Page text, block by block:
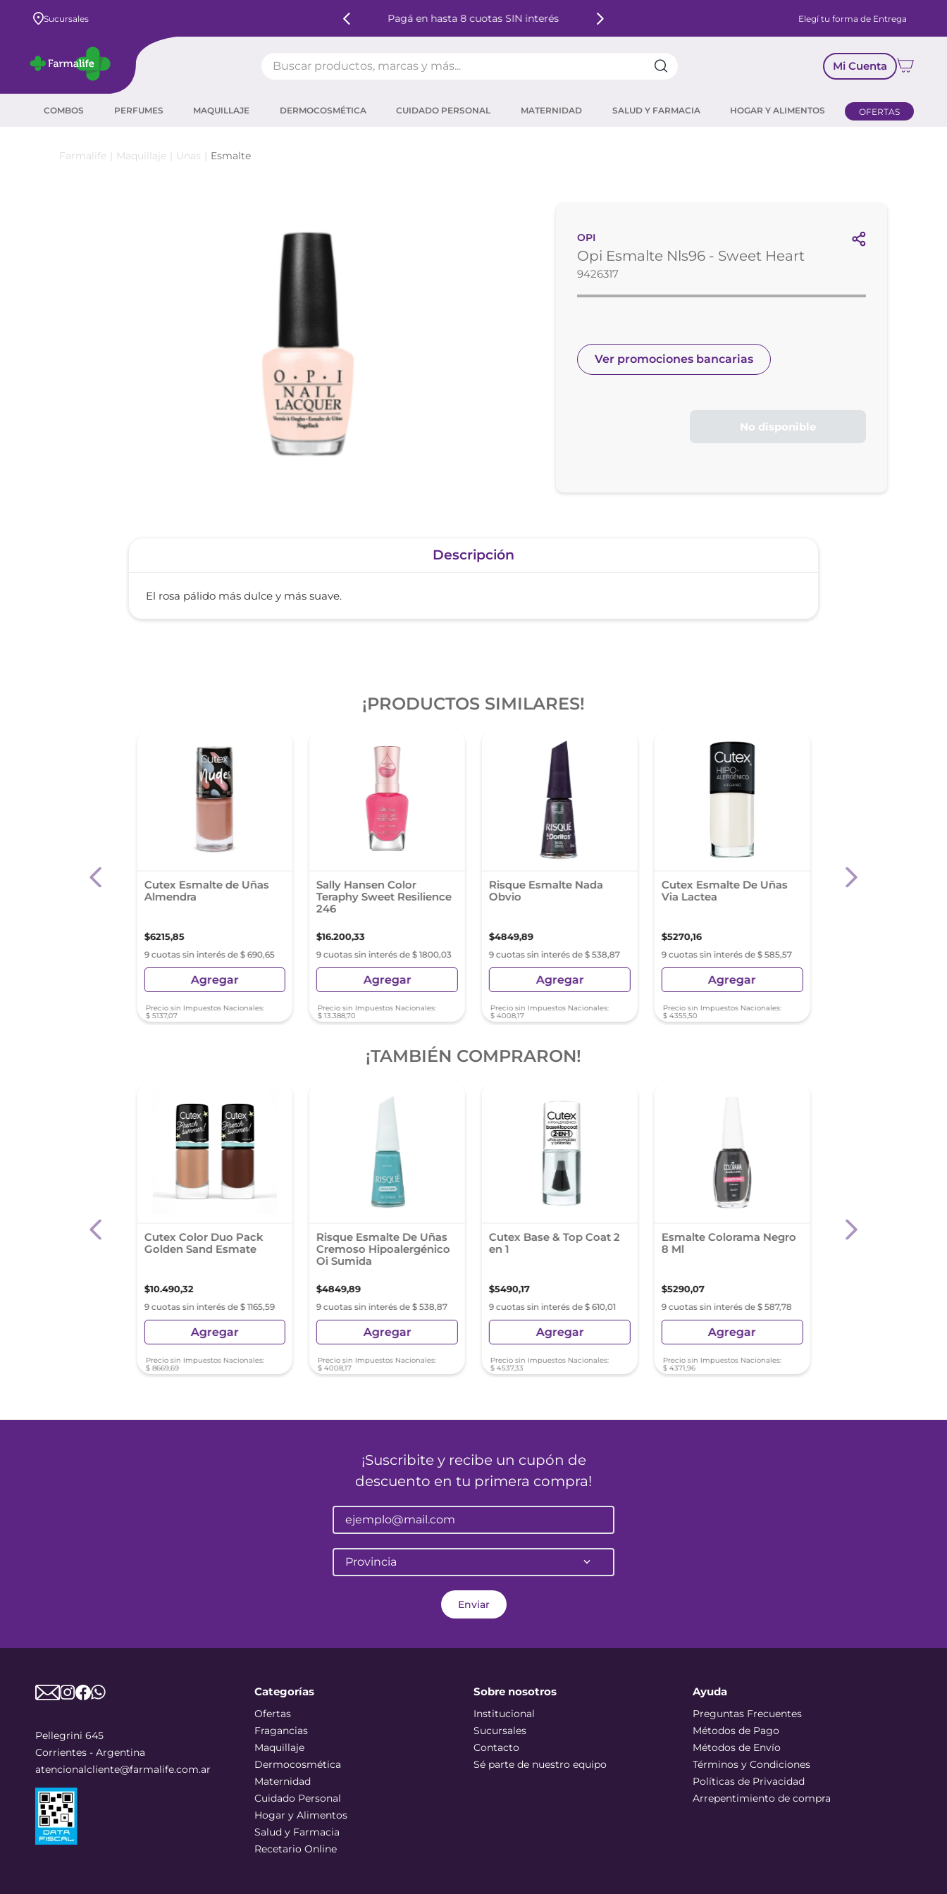
Sucursales Pagá en hasta 8 cuotas SIN interés Elegí tu forma de Entrega
Mi Cuenta
COMBOS PERFUMES MAQUILLAJE DERMOCOSMÉTICA CUIDADO PERSONAL MATERNIDAD SALUD Y FARMACIA HOGAR Y ALIMENTOS OFERTAS
Maquillaje Unas Esmalte
OPI
Opi Esmalte Nls96 - Sweet Heart
9426317
Ver promociones bancarias
No disponible
Descripción
El rosa pálido más dulce y más suave.
¡PRODUCTOS SIMILARES!
Cutex Esmalte de Uñas
Almendra
$6215,85
9 cuotas sin interés de $ 690,65
Agregar
Precio sin Impuestos Nacionales:
$ 5137,07
Sally Hansen Color
Teraphy Sweet Resilience
246
$16.200,33
9 cuotas sin interés de $ 1800,03
Agregar
Precio sin Impuestos Nacionales:
$ 13.388,70
Risque Esmalte Nada
Obvio
$4849,89
9 cuotas sin interés de $ 538,87
Agregar
Precio sin Impuestos Nacionales:
$ 4008,17
Cutex Esmalte De Uñas
Via Lactea
$5270,16
9 cuotas sin interés de $ 585,57
Agregar
Precio sin Impuestos Nacionales:
$ 4355,50
Cutex Tulipanes
¡TAMBIÉN COMPRARON!
Cutex Color Duo Pack
Golden Sand Esmate
$10.490,32
9 cuotas sin interés de $ 1165,59
Agregar
Precio sin Impuestos Nacionales:
$ 8669,69
Risque Esmalte De Uñas
Cremoso Hipoalergénico
Oi Sumida
$4849,89
9 cuotas sin interés de $ 538,87
Agregar
Precio sin Impuestos Nacionales:
$ 4008,17
Cutex Base & Top Coat 2
en 1
$5490,17
9 cuotas sin interés de $ 610,01
Agregar
Precio sin Impuestos Nacionales:
$ 4537,33
Esmalte Colorama Negro
8 Ml
$5290,07
9 cuotas sin interés de $ 587,78
Agregar
Precio sin Impuestos Nacionales:
$ 4371,96
Esmalte Colorama
¡Suscribite y recibe un cupón de
descuento en tu primera compra!
Provincia
Enviar
Pellegrini 645
Corrientes - Argentina
atencionalcliente@farmalife.com.ar
Categorías
Ofertas
Fragancias
Maquillaje
Dermocosmética
Maternidad
Cuidado Personal
Hogar y Alimentos
Salud y Farmacia
Recetario Online
Sobre nosotros
Institucional
Sucursales
Contacto
Sé parte de nuestro equipo
Ayuda
Preguntas Frecuentes
Métodos de Pago
Métodos de Envío
Términos y Condiciones
Políticas de Privacidad
Arrepentimiento de compra
agua micelar
corrector
mascara pestañas
tintura